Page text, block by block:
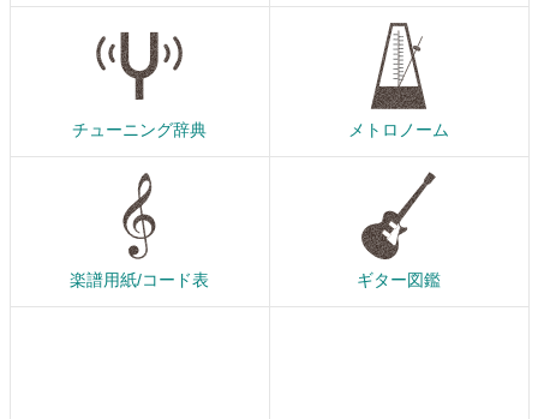
チューニング辞典 メトロノーム
楽譜用紙/コード表 ギター図鑑